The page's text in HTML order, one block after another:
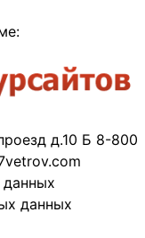
д.10 Б 8-800
данных